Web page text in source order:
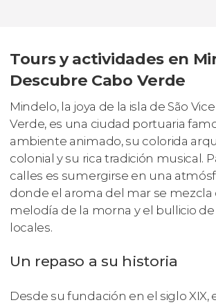
Tours y actividades en
Descubre Cabo Verde
Mindelo, la joya de la isla de São
Verde, es una ciudad portuaria
ambiente animado, su colorida
colonial y su rica tradición musical.
calles es sumergirse en una
donde el aroma del mar se mezcla
melodía de la morna y el bullicio
locales.
Un repaso a su historia
Desde su fundación en el siglo XIX,